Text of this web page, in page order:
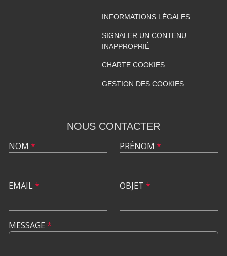
INFORMATIONS LÉGALES
SIGNALER UN CONTENU
INAPPROPRIÉ
CHARTE COOKIES
GESTION DES COOKIES
NOUS CONTACTER
NOM *
EMAIL*
PRÉNOM *
OBJET *
MESSAGE *